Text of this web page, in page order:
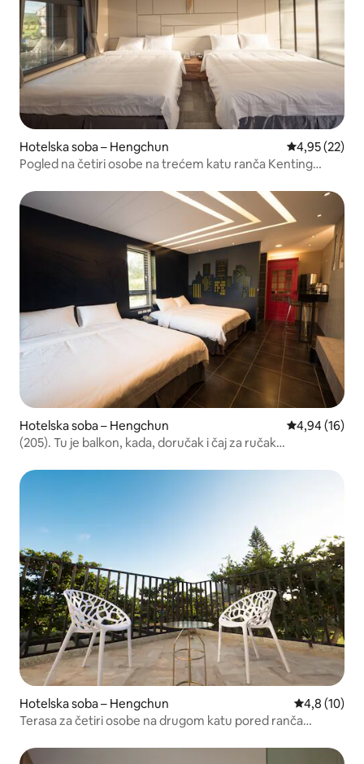
Hotelska soba – Hengchun Prosječna
4,95 (22)
Pogled na četiri osobe na trećem katu ranča Kenting
Kenting i Bay Beach.
Hotelska soba – Hengchun Prosječna
4,94 (16)
(205). Tu je balkon, kada, doručak i čaj za ručak
Hotelska soba – Hengchun Prosječna
4,8 (10)
Terasa za četiri osobe na drugom katu pored ranča
za ručak, u blizini ulice Kenting i plaže u uvali.